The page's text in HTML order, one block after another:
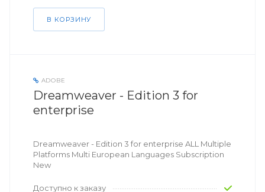
В КОРЗИНУ
ADOBE
Dreamweaver - Edition 3 for
enterprise
Dreamweaver - Edition 3 for enterprise ALL Multiple
Platforms Multi European Languages Subscription
New
Доступно к заказу